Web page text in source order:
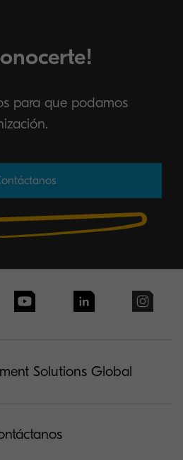
para que podamos
Solutions Global